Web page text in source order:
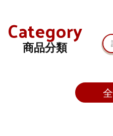
Category
商品分類